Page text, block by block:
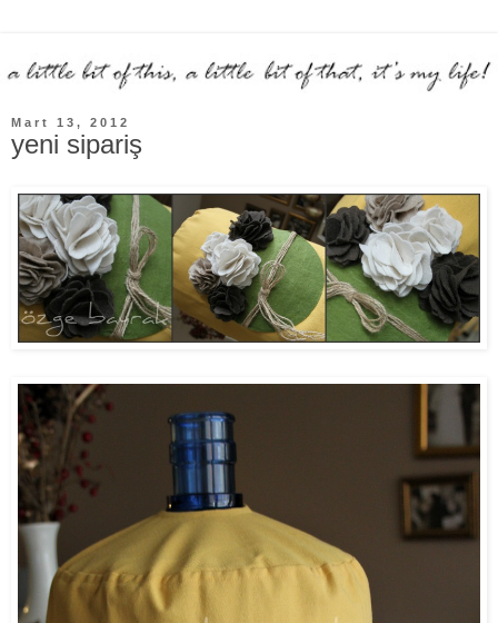
Mart 13, 2012
yeni sipariş